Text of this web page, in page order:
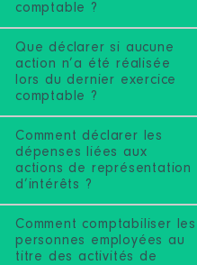
comptable ?
Que déclarer si aucune
action n’a été réalisée
lors du dernier exercice
comptable ?
Comment déclarer les
dépenses liées aux
actions de représentation
d’intérêts ?
Comment comptabiliser les
personnes employées au
titre des activités de